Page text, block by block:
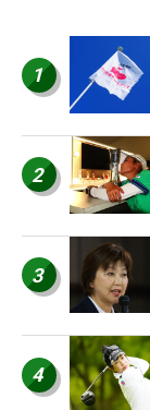
1
2
3
4